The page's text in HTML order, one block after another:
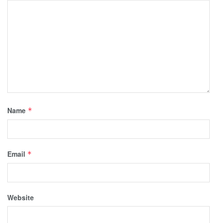
Name *
Email *
Website